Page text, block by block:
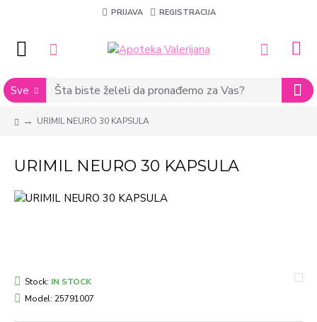
PRIJAVA REGISTRACIJA
Sve
URIMIL NEURO 30 KAPSULA
URIMIL NEURO 30 KAPSULA
Stock: IN STOCK
Model: 25791007